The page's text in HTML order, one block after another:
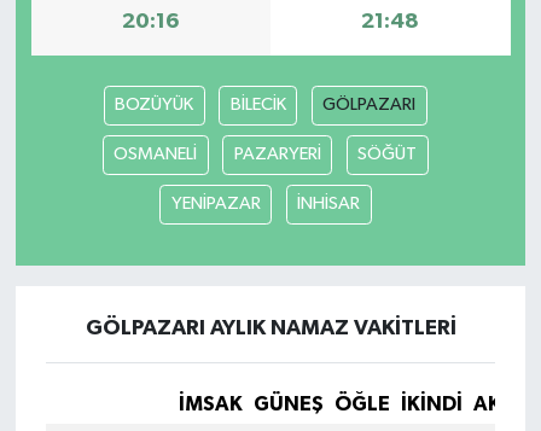
20:16 21:48
BOZÜYÜK BİLECİK GÖLPAZARI
OSMANELİ PAZARYERİ SÖĞÜT
YENİPAZAR İNHİSAR
GÖLPAZARI AYLIK NAMAZ VAKITLERI
İMSAK GÜNEŞ ÖĞLE İKINDI